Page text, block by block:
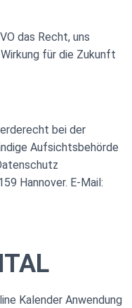
das Recht, uns
für die Zukunft
bei der
Aufsichtsbehörde
Hannover. E-Mail:
Kalender Anwendung